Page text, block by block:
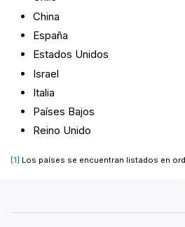
China
España
Estados Unidos
Israel
Italia
Países Bajos
Reino Unido
[1] Los países se encuentran listados en